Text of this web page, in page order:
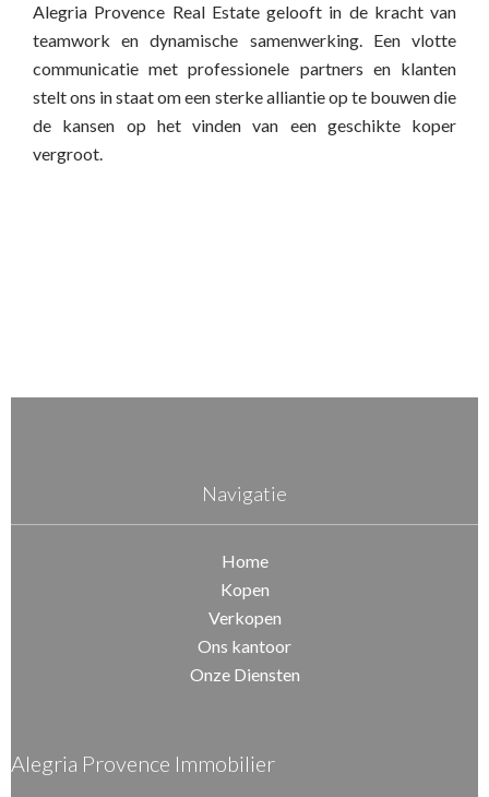
Alegria Provence Real Estate gelooft in de kracht van
teamwork en dynamische samenwerking. Een vlotte
communicatie met professionele partners en klanten
stelt ons in staat om een sterke alliantie op te bouwen die
de kansen op het vinden van een geschikte koper
vergroot.
Navigatie
Home
Kopen
Verkopen
Ons kantoor
Onze Diensten
Alegria Provence Immobilier